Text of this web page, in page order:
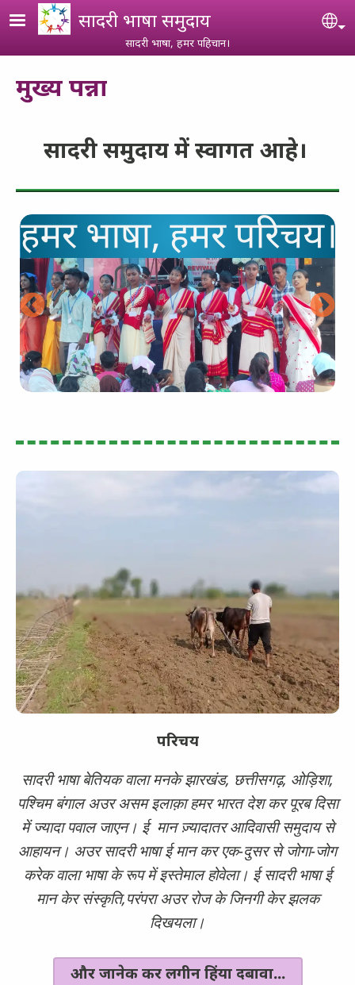
Skip to main content
सादरी भाषा समुदाय
सादरी भाषा, हमर पहिचान।
मुख्य पन्ना
सादरी समुदाय में स्वागत आहे।
परिचय
सादरी भाषा बेतियक वाला मनके झारखंड, छत्तीसगढ़, ओड़िशा,
पश्चिम बंगाल अउर असम इलाक़ा हमर भारत देश कर पूरब दिसा
में ज्यादा पवाल जाएन। ई मान ज़्यादातर आदिवासी समुदाय से
आहायन। अउर सादरी भाषा ई मान कर एक-दुसर से जोगा-जोग
करेक वाला भाषा के रूप में इस्तेमाल होवेला। ई सादरी भाषा ई
मान केर संस्कृति,परंपरा अउर रोज के जिनगी केर झलक
दिखयला।
और जानेक कर लगीन हिंया दबावा...